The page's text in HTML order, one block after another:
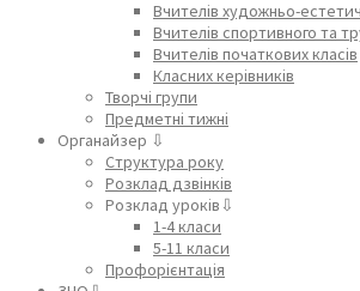
Вчителів художньо-
Вчителів спортивного та
Вчителів початкових класів
Класних керівників
Творчі групи
Предметні тижні
Органайзер ⇩
Структура року
Розклад дзвінків
Розклад уроків⇩
1-4 класи
5-11 класи
Профорієнтація